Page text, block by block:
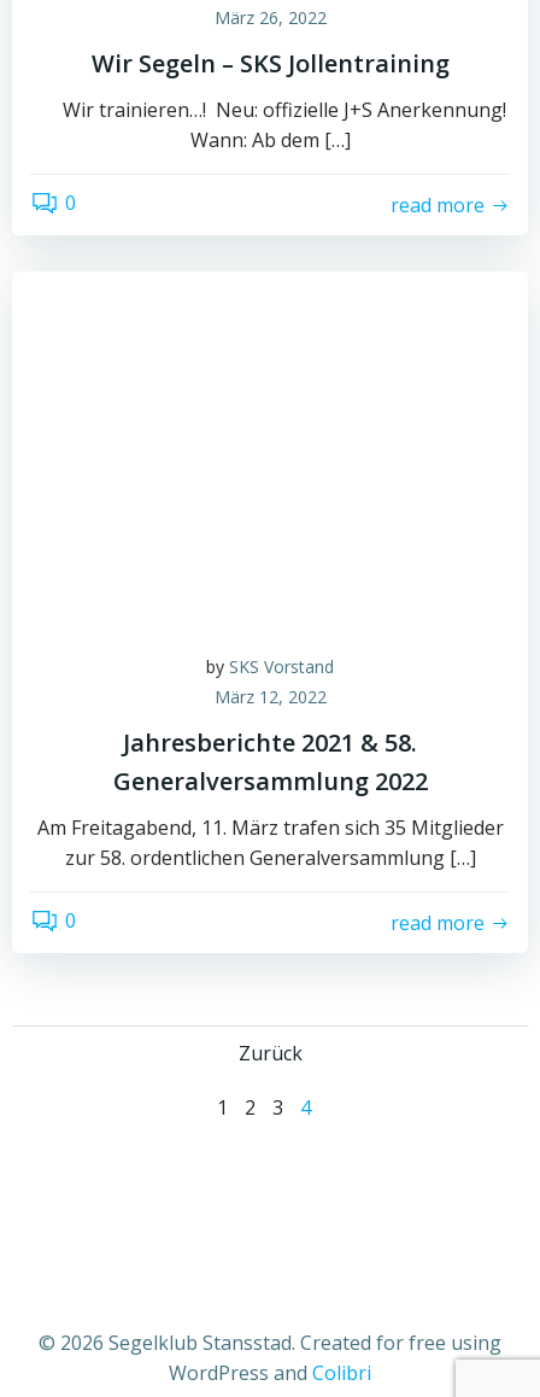
März 26, 2022
Wir Segeln – SKS Jollentraining
Wir trainieren…! Neu: offizielle J+S Anerkennung!
Wann: Ab dem […]
0 read more
by SKS Vorstand
März 12, 2022
Jahresberichte 2021 & 58.
Generalversammlung 2022
Am Freitagabend, 11. März trafen sich 35 Mitglieder
zur 58. ordentlichen Generalversammlung […]
0 read more
navigation
Zurück
Page
1 Page
2 Page
3 Page
4
© 2026 Segelklub Stansstad. Created for free using
WordPress and Colibri